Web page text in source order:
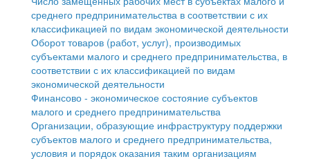
Социальная защита
Фотоальбом
Муниципальные услуги
Проекты административных регламентов
Антимонопольный комплаенс
Противодействие коррупции
Информационная поддержка субъектов малого и
среднего предпринимательства
Муниципальные программы
Контрольно-счетная палата
Персональные данные
Оценка регулирующего воздействия
среднего предпринимательства в соответствии с их
классификацией по видам экономической деятельности
Оборот товаров (работ, услуг), производимых
субъектами малого и среднего предпринимательства, в
соответствии с их классификацией по видам
экономической деятельности
Финансово - экономическое состояние субъектов
малого и среднего предпринимательства
Организации, образующие инфраструктуру поддержки
субъектов малого и среднего предпринимательства,
условия и порядок оказания таким организациям